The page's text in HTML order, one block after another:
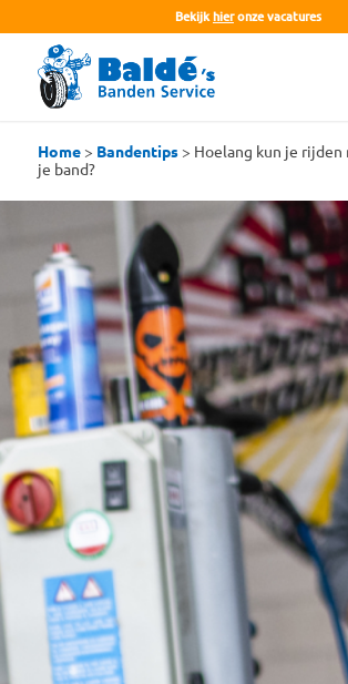
Bekijk hieronze vacatures
Home> Bandentips> Hoelang kun je rijden
je band?